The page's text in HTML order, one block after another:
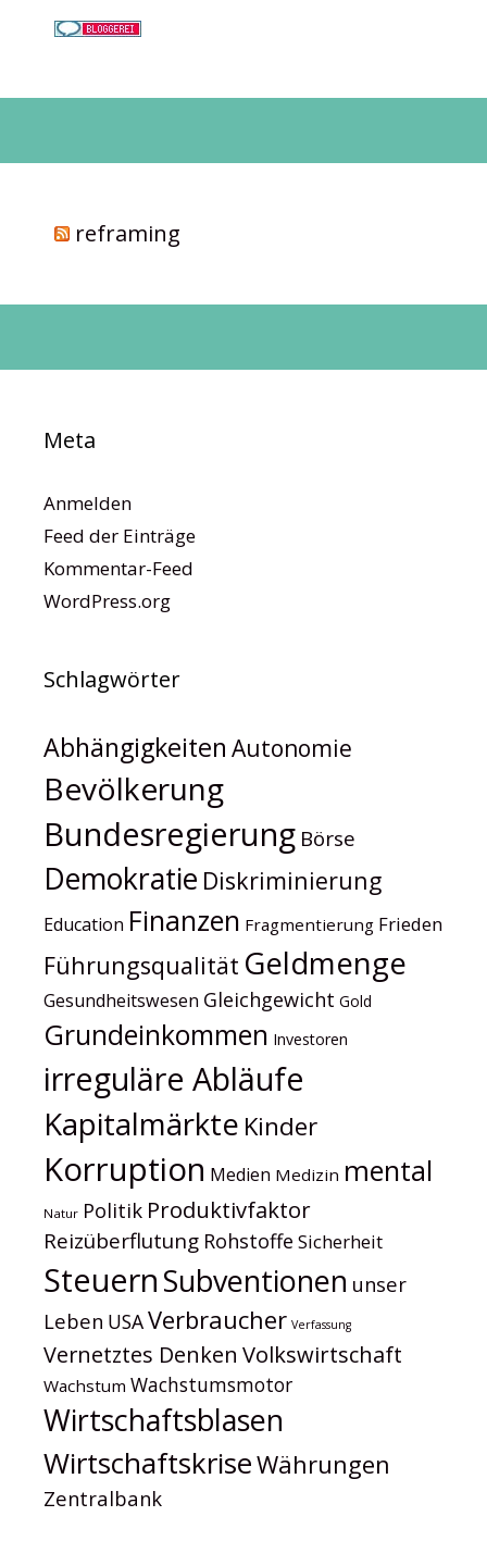
reframing
Meta
Anmelden
Feed der Einträge
Kommentar-Feed
WordPress.org
Schlagwörter
Abhängigkeiten Autonomie
Bevölkerung
Bundesregierung Börse
Demokratie Diskriminierung
Education Finanzen Fragmentierung Frieden
Führungsqualität Geldmenge
Gesundheitswesen Gleichgewicht Gold
Grundeinkommen Investoren
irreguläre Abläufe
Kapitalmärkte Kinder
Korruption Medien Medizin mental
Natur Politik Produktivfaktor
Reizüberflutung Rohstoffe Sicherheit
SteuernSubventionen unser
Leben USAVerbraucher Verfassung
Vernetztes Denken Volkswirtschaft
Wachstum Wachstumsmotor
Wirtschaftsblasen
WirtschaftskriseWährungen
Zentralbank